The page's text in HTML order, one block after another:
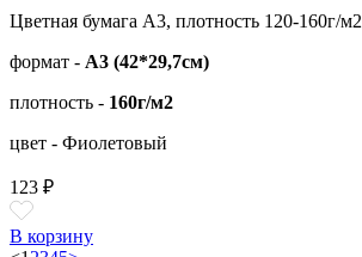
Цветная бумага А3, плотность 120-160г/м2
формат - А3 (42*29,7см)
плотность - 160г/м2
цвет - Фиолетовый
123 ₽
В корзину